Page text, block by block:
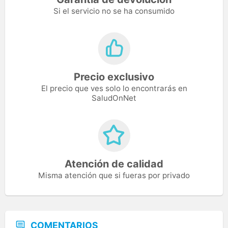
Si el servicio no se ha consumido
Precio exclusivo
El precio que ves solo lo encontrarás en
SaludOnNet
Atención de calidad
Misma atención que si fueras por privado
COMENTARIOS